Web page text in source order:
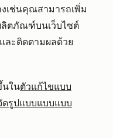
เช่นคุณสามารถเพิ่ม
ลิตภัณฑ์บนเว็บไซต์
ละติดตามผลด้วย
นในตัวแก้ไขแบบ
ดรูปแบบแบบแบบ